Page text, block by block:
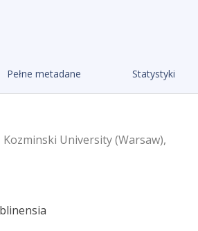
Pełne metadane Statystyki
Kozminski University (Warsaw),